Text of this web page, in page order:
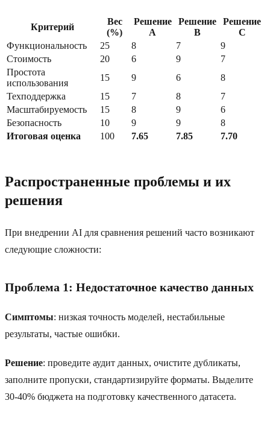
Критерий
Вес
(%)
Решение
A
Решение
B
Решение
C
Функциональность
25 8 7
9
Стоимость
20 6 9
7
Простота
использования
15 9 6
8
Техподдержка
15 7 8
7
Масштабируемость
15 8 9
6
Безопасность
10 9 9
8
Итоговая оценка
100 7.65 7.85 7.70
Распространенные проблемы и их
решения
При внедрении AI для сравнения решений часто возникают
следующие сложности:
Проблема 1: Недостаточное качество данных
Симптомы: низкая точность моделей, нестабильные
результаты, частые ошибки.
Решение: проведите аудит данных, очистите дубликаты,
заполните пропуски, стандартизируйте форматы. Выделите
30-40% бюджета на подготовку качественного датасета.